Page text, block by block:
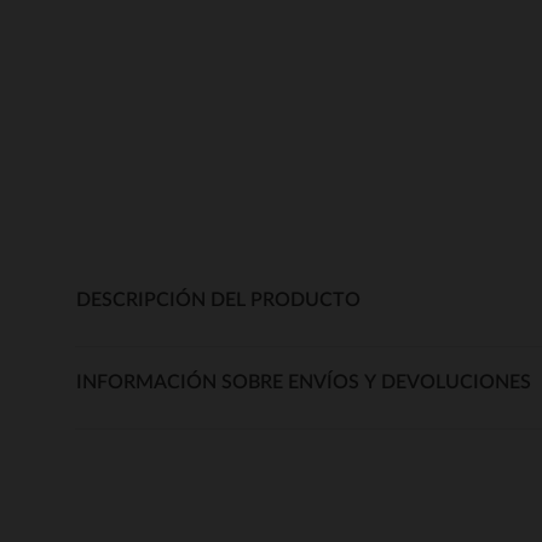
DESCRIPCIÓN DEL PRODUCTO
INFORMACIÓN SOBRE ENVÍOS Y DEVOLUCIONES